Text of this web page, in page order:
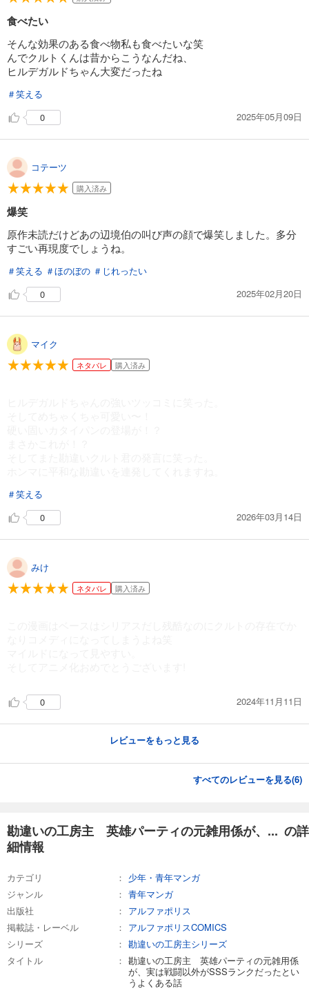
食べたい
そんな効果のある食べ物私も食べたいな笑
んでクルトくんは昔からこうなんだね、
ヒルデガルドちゃん大変だったね
＃笑える
0
2025年05月09日
コテーツ
購入済み
爆笑
原作未読だけどあの辺境伯の叫び声の顔で爆笑しました。多分
すごい再現度でしょうね。
＃笑える ＃ほのぼの ＃じれったい
0
2025年02月20日
マイク
ネタバレ 購入済み
＃笑える
0
2026年03月14日
みけ
ネタバレ 購入済み
0 2024年11月11日
レビューをもっと見る
すべてのレビューを見る(6)
勘違いの工房主 英雄パーティの元雑用係が、... の詳
細情報
カテゴリ
少年・青年マンガ
ジャンル
青年マンガ
出版社
アルファポリス
掲載誌・レーベル
アルファポリスCOMICS
シリーズ
勘違いの工房主シリーズ
タイトル
勘違いの工房主 英雄パーティの元雑用係
が、実は戦闘以外がSSSランクだったとい
うよくある話